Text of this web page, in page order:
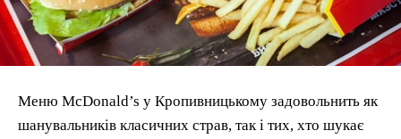
Меню McDonald’s у Кропивницькому задовольнить як
шанувальників класичних страв, так і тих, хто шукає